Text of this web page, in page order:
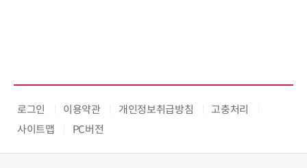
로그인 이용약관 개인정보취급방침
고충처리
사이트맵
PC버전